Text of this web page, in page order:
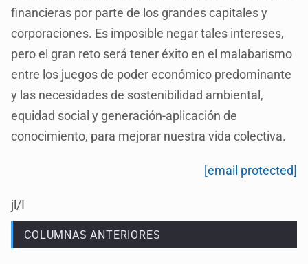
financieras por parte de los grandes capitales y
corporaciones. Es imposible negar tales intereses,
pero el gran reto será tener éxito en el malabarismo
entre los juegos de poder económico predominante
y las necesidades de sostenibilidad ambiental,
equidad social y generación-aplicación de
conocimiento, para mejorar nuestra vida colectiva.
[email protected]
jl/I
COLUMNAS ANTERIORES